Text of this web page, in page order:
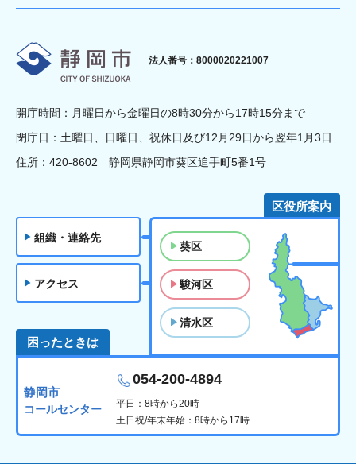
静岡市
法人番号：8000020221007
開庁時間：月曜日から金曜日の8時30分から17時15分まで
閉庁日：土曜日、日曜日、祝休日及び12月29日から翌年1月3日
住所：420-8602 静岡県静岡市葵区追手町5番1号
組織・連絡先
アクセス
区役所案内
葵区
駿河区
清水区
困ったときは
静岡市
コールセンター
054-200-4894
平日：8時から20時
土日祝/年末年始：8時から17時